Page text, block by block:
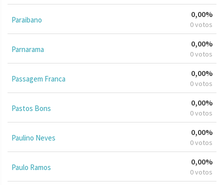
Paraibano
0,00%
0 votos
Parnarama
0,00%
0 votos
Passagem Franca
0,00%
0 votos
Pastos Bons
0,00%
0 votos
Paulino Neves
0,00%
0 votos
Paulo Ramos
0,00%
0 votos